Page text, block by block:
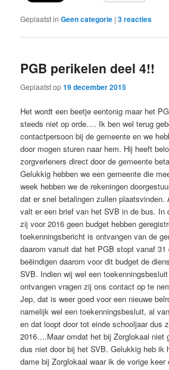
Geplaatst in Geen categorie |3reacties
PGB perikelen deel 4!!
Geplaatst op19 december 2015
Het wordt een beetje eentonig maar het
steeds niet op orde…. Ik ben wel terug
contactpersoon bij de gemeente en we
door mogen sturen naar hem. Hij heeft
zorgverleners direct door de gemeente
Gelukkig hebben we een gemeente die
week hebben we de rekeningen
dat er snel betalingen zullen plaatsvinden.
valt er een brief van het SVB in de bus. In
zij voor 2016 geen budget hebben
toekenningsbericht is ontvangen van de
daarom vanuit dat het PGB stopt vanaf 31
beëindigen daarom voor dit budget de
SVB. Indien wij wel een
ontvangen vragen zij ons contact op te
Jep, dat is weer goed voor een nieuwe
namelijk wel een toekenningsbesluit, al
en dat loopt door tot einde schooljaar dus
2016….Maar omdat het bij Zorglokaal niet
dus niet door bij het SVB. Gelukkig heb ik
dame bij Zorglokaal waar ik de vorige keer